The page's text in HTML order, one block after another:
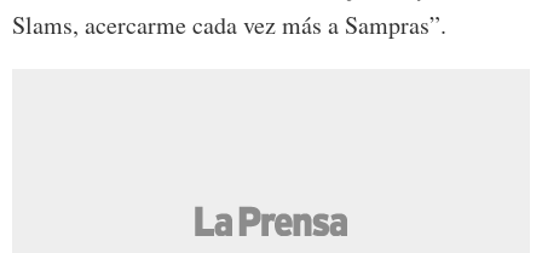
Slams, acercarme cada vez más a Sampras”.